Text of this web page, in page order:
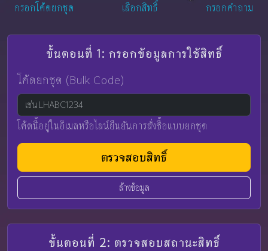
กรอกโค้ดยกชุด เลือกสิทธิ์ กรอกคำถาม
ขั้นตอนที่ 1: กรอกข้อมูลการใช้สิทธิ์
โค้ดยกชุด (Bulk Code)
โค้ดนี้อยู่ในอีเมลหรือไลน์ยืนยันการสั่งซื้อแบบยกชุด
ตรวจสอบสิทธิ์
ล้างข้อมูล
ขั้นตอนที่ 2: ตรวจสอบสถานะสิทธิ์